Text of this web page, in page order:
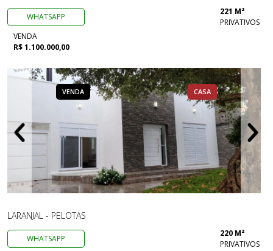
WHATSAPP
221 M²
PRIVATIVOS
VENDA
R$ 1.100.000,00
VENDA CASA
LARANJAL - PELOTAS
WHATSAPP
220 M²
PRIVATIVOS